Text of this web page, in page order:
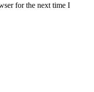
for the next time I